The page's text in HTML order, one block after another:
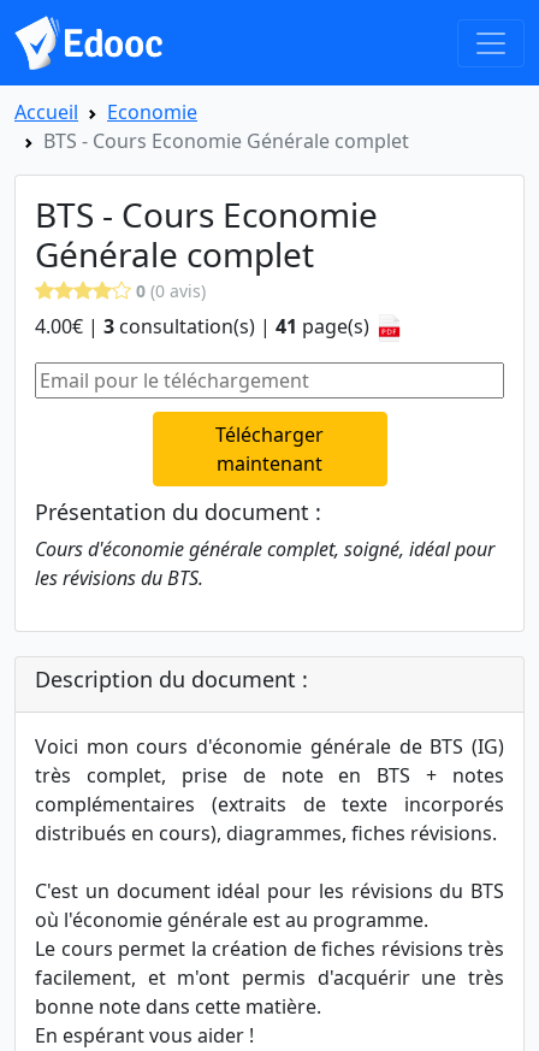
Accueil
Economie
BTS - Cours Economie Générale complet
BTS - Cours Economie
Générale complet
0 (0 avis)
4.00€ | 3 consultation(s) | 41 page(s)
Télécharger
maintenant
Présentation du document :
Cours d'économie générale complet, soigné, idéal pour
les révisions du BTS.
Description du document :
Voici mon cours d'économie générale de BTS (IG)
très complet, prise de note en BTS + notes
complémentaires (extraits de texte incorporés
distribués en cours), diagrammes, fiches révisions.
C'est un document idéal pour les révisions du BTS
où l'économie générale est au programme.
Le cours permet la création de fiches révisions très
facilement, et m'ont permis d'acquérir une très
bonne note dans cette matière.
En espérant vous aider !